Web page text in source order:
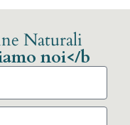
Naturali
noi</b